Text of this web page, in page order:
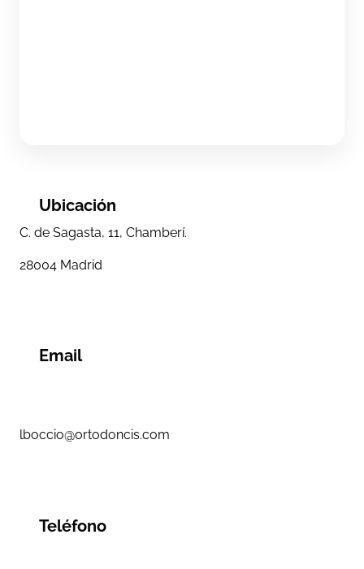
Ubicación
C. de Sagasta, 11, Chamberí.
28004 Madrid
Email
lboccio@ortodoncis.com
Teléfono